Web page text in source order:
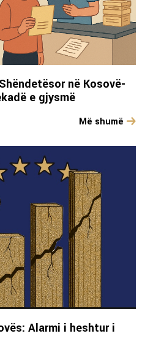
në Kosovë-
e gjysmë
Më shumë
Alarmi i heshtur i